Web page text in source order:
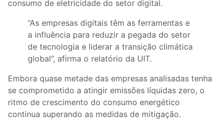
consumo de eletricidade do setor digital.
“As empresas digitais têm as ferramentas e
a influência para reduzir a pegada do setor
de tecnologia e liderar a transição climática
global”, afirma o relatório da UIT.
Embora quase metade das empresas analisadas tenha
se comprometido a atingir emissões líquidas zero, o
ritmo de crescimento do consumo energético
continua superando as medidas de mitigação.